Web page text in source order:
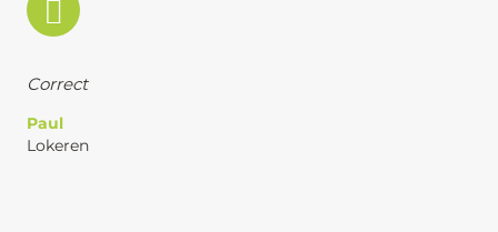
Correct
Paul
Lokeren